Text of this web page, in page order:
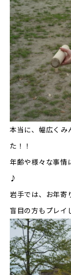
本当に、幅広くみ
た！！
年齢や様々な事情
♪
岩手では、お年寄
盲目の方もプレイ